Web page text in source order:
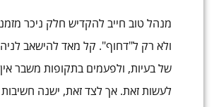
מנהל טוב חייב להקדיש חלק ניכר
ולא רק ל"דחוף". קל מאד להישאב
של בעיות, ולפעמים בתקופות משבר
לעשות זאת. אך לצד זאת, ישנה